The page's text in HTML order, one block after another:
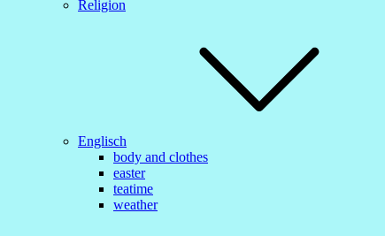
Religion
Englisch
body and clothes
easter
teatime
weather